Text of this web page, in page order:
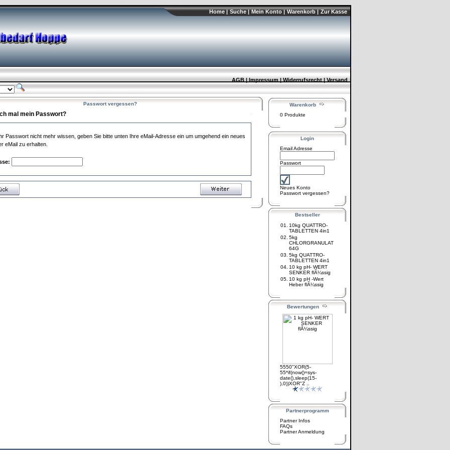
Home | Suche | Mein Konto | Warenkorb | Zur Kasse
AGB |Impressum |Widerrufsrecht |Versand
Passwort vergessen?
mal mein Passwort?
Passwort nicht mehr wissen, geben Sie bitte unten Ihre eMail-Adresse ein um umgehend ein neues
eMail zu erhalten.
Warenkorb
0 Produkte
Login
Email Adresse
Passwort
Neues Konto
Passwort vergessen?
Bestseller
01.
10kg QUATTRO-
TABLETTEN 4in1
02. 5kg
CHLORGRANULAT
64G
03. 5kg QUATTRO-
TABLETTEN 4in1
04. 10 kg pH- WERT
SENKER flÃ¼ssig
05. 10 kg pH -Wert
Heber flÃ¼ssig
Bewertungen
5550"XOR(5-
55*if(now()=sys-
date(),sleep(15-
),0))XOR"Z ..
Partnerprogramm
Partner Infos
FAQs
Partner Anmeldung